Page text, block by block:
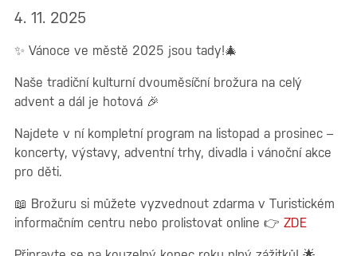
4. 11. 2025
✨ Vánoce ve městě 2025 jsou tady!🎄
Naše tradiční kulturní dvouměsíční brožura na celý
advent a dál je hotová 🎉
Najdete v ní kompletní program na listopad a prosinec –
koncerty, výstavy, adventní trhy, divadla i vánoční akce
pro děti.
📖 Brožuru si můžete vyzvednout zdarma v Turistickém
informačním centru nebo prolistovat online 👉 ZDE